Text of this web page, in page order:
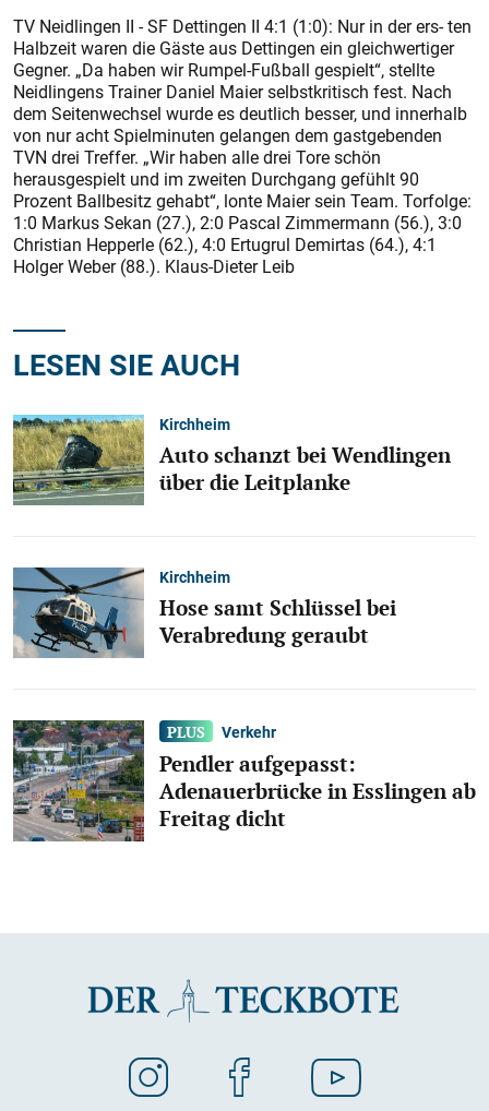
TV Neidlingen II - SF Dettingen II 4:1 (1:0): Nur in der ers- ten
Halbzeit waren die Gäste aus Dettingen ein gleichwertiger
Gegner. „Da haben wir Rumpel-Fußball gespielt“, stellte
Neidlingens Trainer Daniel Maier selbstkritisch fest. Nach
dem Seitenwechsel wurde es deutlich besser, und innerhalb
von nur acht Spielminuten gelangen dem gastgebenden
TVN drei Treffer. „Wir haben alle drei Tore schön
herausgespielt und im zweiten Durchgang gefühlt 90
Prozent Ballbesitz gehabt“, lonte Maier sein Team. Torfolge:
1:0 Markus Sekan (27.), 2:0 Pascal Zimmermann (56.), 3:0
Christian Hepperle (62.), 4:0 Ertugrul Demirtas (64.), 4:1
Holger Weber (88.). Klaus-Dieter Leib
LESEN SIE AUCH
Kirchheim
Auto schanzt bei Wendlingen
über die Leitplanke
Kirchheim
Hose samt Schlüssel bei
Verabredung geraubt
Verkehr
Pendler aufgepasst:
Adenauerbrücke in Esslingen ab
Freitag dicht